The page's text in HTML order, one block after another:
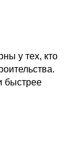
у тех, кто
быстрее